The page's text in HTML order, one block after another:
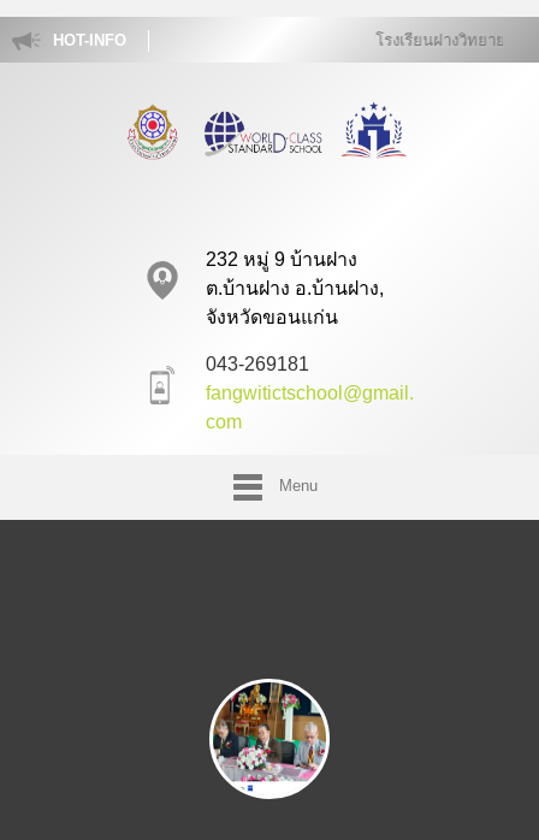
HOT-INFO โรงเรียนฝางวิทยายนได้รับกา
232 หมู่ 9 บ้านฝาง
ต.บ้านฝาง อ.บ้านฝาง,
จังหวัดขอนแก่น
043-269181
fangwitictschool@gmail.
com
Menu